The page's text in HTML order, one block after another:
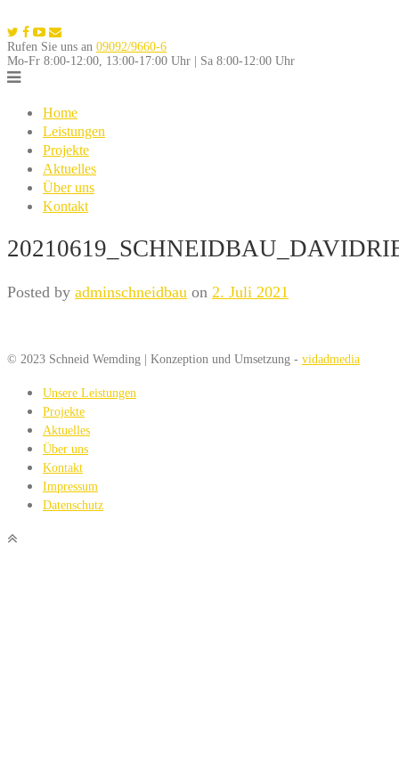
to
content
Rufen Sie uns an 09092/9660-6
Mo-Fr 8:00-12:00, 13:00-17:00 Uhr | Sa 8:00-12:00 Uhr
Home
Leistungen
Projekte
Aktuelles
Über uns
Kontakt
Posted by adminschneidbau on 2. Juli 2021
© 2023 Schneid Wemding | Konzeption und Umsetzung - vidadmedia
Unsere Leistungen
Projekte
Aktuelles
Über uns
Kontakt
Impressum
Datenschutz